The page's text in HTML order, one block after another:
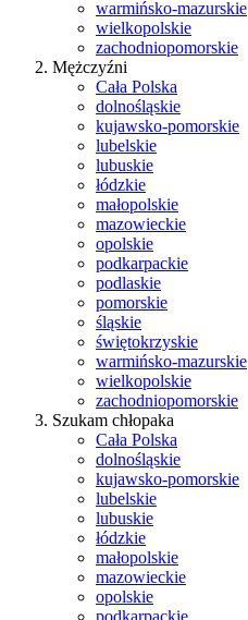
warmińsko-mazurskie
wielkopolskie
zachodniopomorskie
Mężczyźni
Cała Polska
dolnośląskie
kujawsko-pomorskie
lubelskie
lubuskie
łódzkie
małopolskie
mazowieckie
opolskie
podkarpackie
podlaskie
pomorskie
śląskie
świętokrzyskie
warmińsko-mazurskie
wielkopolskie
zachodniopomorskie
Szukam chłopaka
Cała Polska
dolnośląskie
kujawsko-pomorskie
lubelskie
lubuskie
łódzkie
małopolskie
mazowieckie
opolskie
podkarpackie